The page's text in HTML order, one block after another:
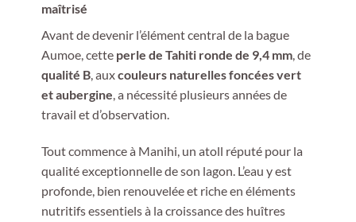
maîtrisé
Avant de devenir l’élément central de la bague
Aumoe, cette perle de Tahiti ronde de 9,4 mm, de
qualité B, auxcouleurs naturelles foncées vert
et aubergine, a nécessité plusieurs années de
travail et d’observation.
Tout commence à Manihi, un atoll réputé pour la
qualité exceptionnelle de son lagon. L’eau y est
profonde, bien renouvelée et riche en éléments
nutritifs essentiels à la croissance des huîtres